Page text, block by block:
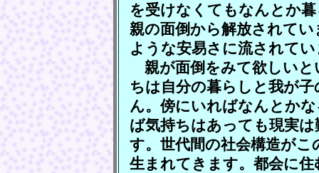
を受けなくてもなんとか
親の面倒から解放されて
ような安易さに流されて
親が面倒をみて欲しいと
ちは自分の暮らしと我が
ん。傍にいればなんとか
ば気持ちはあっても現実
す。世代間の社会構造が
生まれてきます。都会に